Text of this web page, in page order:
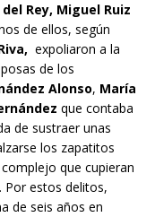
Rey, Miguel Ruiz
de ellos, según
expoliaron a la
de los
Alonso, María
que contaba
de sustraer unas
los zapatitos
que cupieran
Por estos delitos,
de seis años en